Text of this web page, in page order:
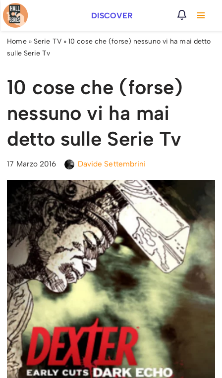
Vai
al
contenuto
DISCOVER
Home» Serie TV»10 cose che (forse) nessuno vi ha mai detto
sulle Serie Tv
10 cose che (forse)
nessuno vi ha mai
detto sulle Serie Tv
17 Marzo 2016 Davide Settembrini